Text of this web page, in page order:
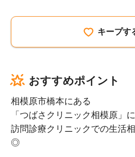
キープす
おすすめポイント
相模原市橋本にある
「つばさクリニック相模原」
訪問診療クリニックでの生活
◎